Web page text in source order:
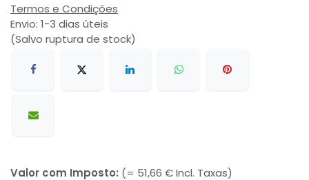
Termos e Condições
Envio: 1-3 dias úteis
(Salvo ruptura de stock)
Valor com Imposto: (= 51,66 € Incl. Taxas)